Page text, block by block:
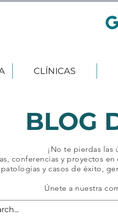
CLÍNICAS
BLOG
¡No te pierdas
conferencias y proyectos
y casos de éxito,
Únete a nuestra